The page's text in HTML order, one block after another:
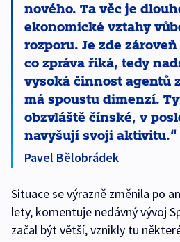
nového. Ta věc je
ekonomické vztahy
rozporu. Je zde
co zpráva říká, tedy
vysoká činnost agentů
má spoustu dimenzí.
obzvláště čínské, v
navyšují svoji aktivitu.
Pavel Bělobrádek
Situace se výrazně změnila po
lety, komentuje nedávný vývoj
začal být větší, vznikly tu